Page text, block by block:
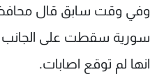
وفي وقت سابق قال
سورية سقطت على الجانب
انها لم توقع اصابات.